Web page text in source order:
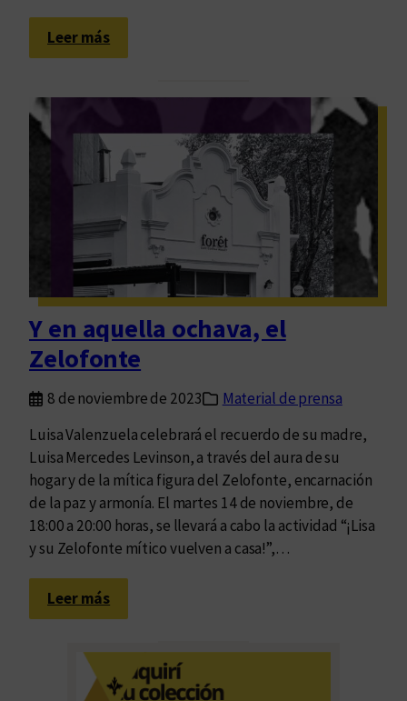
Leer más:
L
t
a
i
d
a
d
e
n
e
l
f
a
g
m
e
n
t
o
Y en aquella ochava, el
Zelofonte
8 de noviembre de 2023
Material de prensa
Luisa Valenzuela celebrará el recuerdo de su madre,
Luisa Mercedes Levinson, a través del aura de su
hogar y de la mítica figura del Zelofonte, encarnación
de la paz y armonía. El martes 14 de noviembre, de
18:00 a 20:00 horas, se llevará a cabo la actividad “¡Lisa
y su Zelofonte mítico vuelven a casa!”,…
Leer más:
Y
a